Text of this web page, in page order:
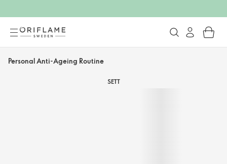
Personal Anti-Ageing Routine
SETT